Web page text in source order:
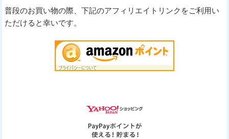
普段のお買い物の際、下記のアフィリエイトリンクをご利用い
ただけると幸いです。